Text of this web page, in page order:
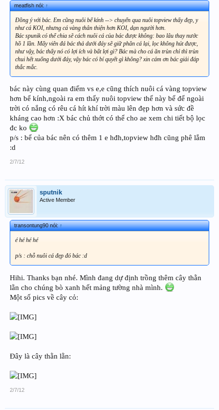
meatfish nói:↑
Đồng ý với bác. Em cũng nuôi bể kính --> chuyển qua nuôi topview thấy đẹp, y
như cá KOI, nhưng cá vàng thân thiện hơn KOI, dạn người hơn.
Bác spunik có thể chia sẽ cách nuôi cá của bác được không: bao lâu thay nước
hồ 1 lần. Mấy viên đá bác thả dưới đáy sẽ giữ phân cá lại, lọc không hút được,
như vậy, bác thấy nó có lợi ích và bất lợi gì? Bác mà cho cá ăn trùn chỉ thì trùn
chui hết xuống dưới đáy, vậy bác có bí quyết gì không? xin cám ơn bác giải đáp
thắc mắc.
bác này cùng quan điểm vs e,e cũng thích nuôi cá vàng topview
hơn bể kính,ngoài ra em thấy nuôi topview thế này bể để ngoài
trời có nắng có rêu cá hít khí trời màu lên đẹp hơn và sức đề
kháng cao hơn :X bác chủ thớt có thể cho ae xem chi tiết bộ lọc
đc ko
p/s : bể của bác nên có thêm 1 e hđh,topview hđh cũng phê lắm
:d
2/7/12
sputnik
Active Member
transontung90 nói:↑
é hé hé hé
p/s : chỗ nuôi cá đẹp đó bác :d
Hihi. Thanks bạn nhé. Mình đang dự định trồng thêm cây thằn
lằn cho chúng bò xanh hết mảng tường nhà mình.
Một số pics về cây cỏ:
Đây là cây thằn lằn:
2/7/12